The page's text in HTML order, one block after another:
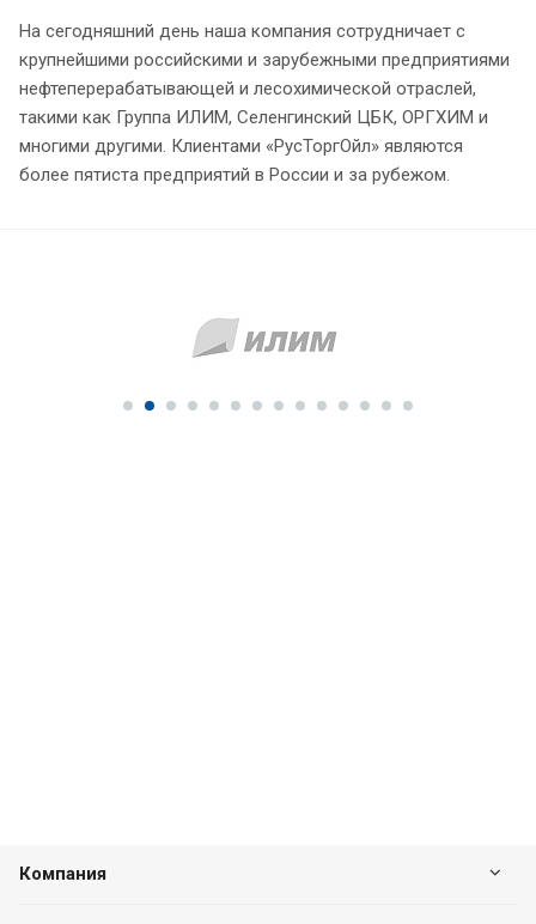
На сегодняшний день наша компания сотрудничает с
крупнейшими российскими и зарубежными предприятиями
нефтеперерабатывающей и лесохимической отраслей,
такими как Группа ИЛИМ, Селенгинский ЦБК, ОРГХИМ и
многими другими. Клиентами «РусТоргОйл» являются
более пятиста предприятий в России и за рубежом.
Компания